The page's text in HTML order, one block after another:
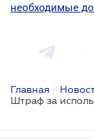
необходимые
Главная /